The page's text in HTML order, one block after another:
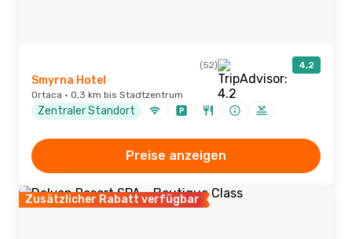
(52) 4,2
Smyrna Hotel
Ortaca · 0,3 km bis Stadtzentrum
Zentraler Standort
Preise anzeigen
Zusätzlicher Rabatt verfügbar